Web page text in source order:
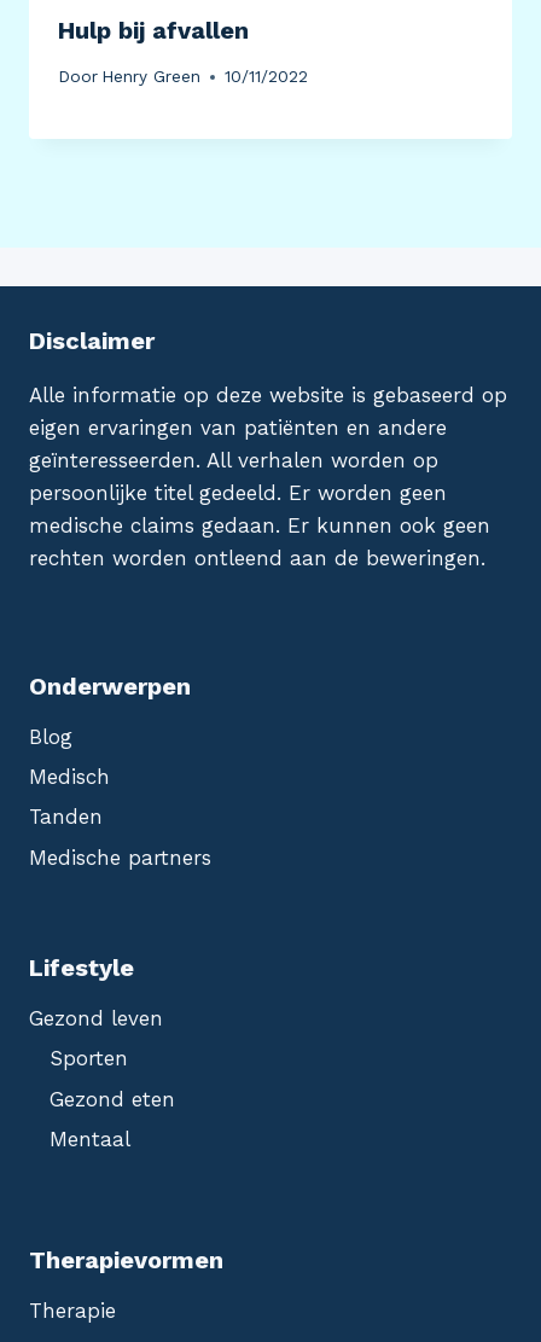
Hulp bij afvallen
Door Henry Green 10/11/2022
Disclaimer
Alle informatie op deze website is gebaseerd op
eigen ervaringen van patiënten en andere
geïnteresseerden. All verhalen worden op
persoonlijke titel gedeeld. Er worden geen
medische claims gedaan. Er kunnen ook geen
rechten worden ontleend aan de beweringen.
Onderwerpen
Blog
Medisch
Tanden
Medische partners
Lifestyle
Gezond leven
Sporten
Gezond eten
Mentaal
Therapievormen
Therapie